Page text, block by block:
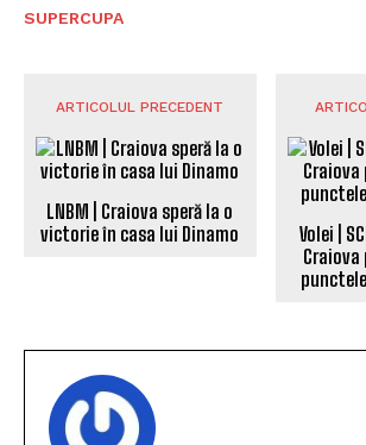
SUPERCUPA
ARTICOLUL PRECEDENT
LNBM | Craiova speră la o
victorie în casa lui Dinamo
Volei |